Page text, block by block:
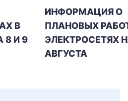
В
8 И 9
ИНФОРМАЦИЯ О
ПЛАНОВЫХ
ЭЛЕКТРОСЕТЯХ
АВГУСТА